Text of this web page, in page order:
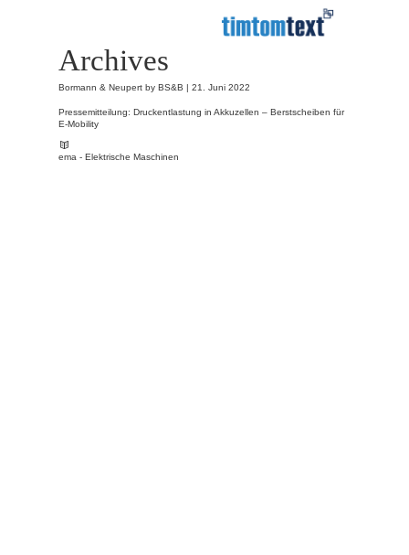
Archives
Bormann & Neupert by BS&B | 21. Juni 2022
Pressemitteilung: Druckentlastung in Akkuzellen – Berstscheiben für
E-Mobility
ema - Elektrische Maschinen